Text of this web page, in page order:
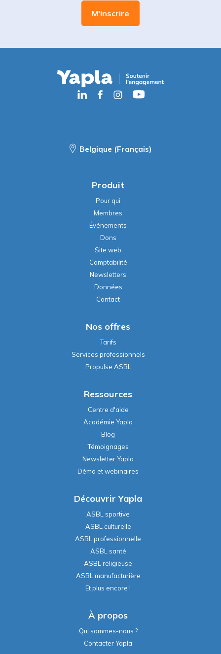
Belgique (Français)
Produit
Pour qui
Membres
Événements
Dons
Site web
Comptabilité
Newsletters
Données
Contact
Nos offres
Tarifs
Services professionnels
Propulse ASBL
Ressources
Centre d'aide
Académie Yapla
Blog
Témoignages
Newsletter Yapla
Démo et webinaires
Découvrir Yapla
ASBL sportive
ASBL culturelle
ASBL professionnelle
ASBL santé
ASBL religieuse
ASBL manufacturière
Et plus encore !
À propos
Qui sommes-nous ?
Contacter Yapla